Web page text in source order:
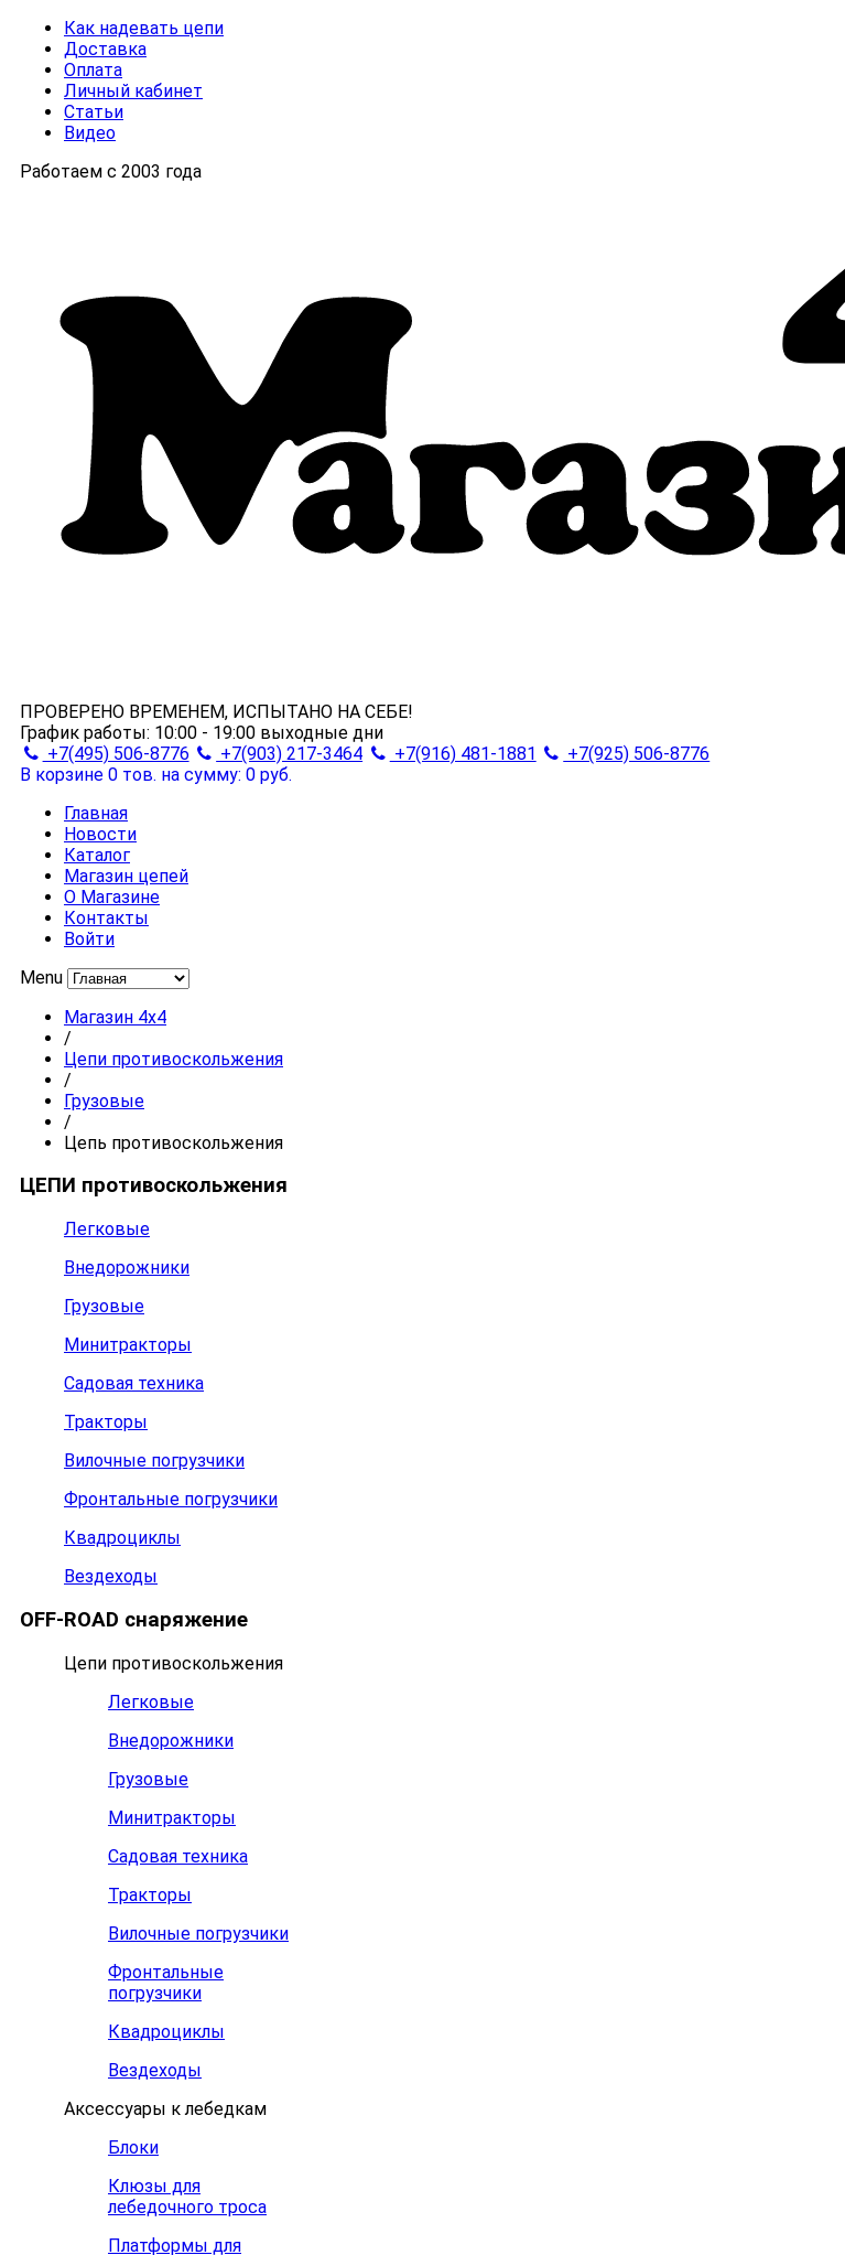
Как надевать цепи
Доставка
Оплата
Личный кабинет
Статьи
Видео
Работаем с 2003 года
ПРОВЕРЕНО ВРЕМЕНЕМ, ИСПЫТАНО НА СЕБЕ!
График работы: 10:00 - 19:00 выходные дни
+7(495) 506-8776
+7(903) 217-3464 +7(916) 481-1881
+7(925) 506-8776
В корзине 0 тов. на сумму: 0 руб.
Главная
Новости
Каталог
Магазин цепей
О Магазине
Контакты
Войти
Menu
Магазин 4x4
/
Цепи противоскольжения
/
Грузовые
/
Цепь противоскольжения
ЦЕПИ противоскольжения
Легковые
Внедорожники
Грузовые
Минитракторы
Садовая техника
Тракторы
Вилочные погрузчики
Фронтальные погрузчики
Квадроциклы
Вездеходы
OFF-ROAD снаряжение
Цепи противоскольжения
Легковые
Внедорожники
Грузовые
Минитракторы
Садовая техника
Тракторы
Вилочные погрузчики
Фронтальные
погрузчики
Квадроциклы
Вездеходы
Аксессуары к лебедкам
Блоки
Клюзы для
лебедочного троса
Платформы для